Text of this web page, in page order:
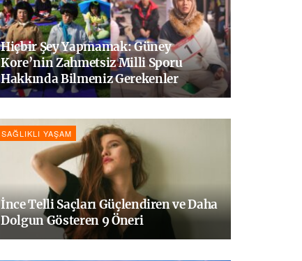
Hiçbir Şey Yapmamak: Güney
Kore’nin Zahmetsiz Milli Sporu
Hakkında Bilmeniz Gerekenler
SAĞLIKLI YAŞAM
İnce Telli Saçları Güçlendiren ve Daha
Dolgun Gösteren 9 Öneri